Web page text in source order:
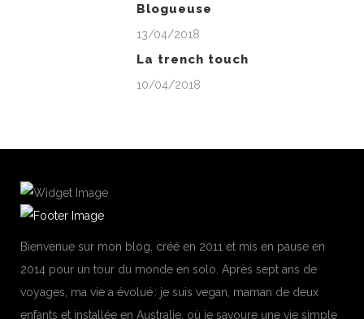
Blogueuse
13/04/2018
La trench touch
10/04/2018
Bienvenue sur mon blog, créé en 2011 et mis en pause en
2014 pour un tour du monde en solo. Après sept ans de
voyages, ma vie a évolué : je suis vegan, maman de deux
enfants et installée en Australie, où je savoure une vie simple